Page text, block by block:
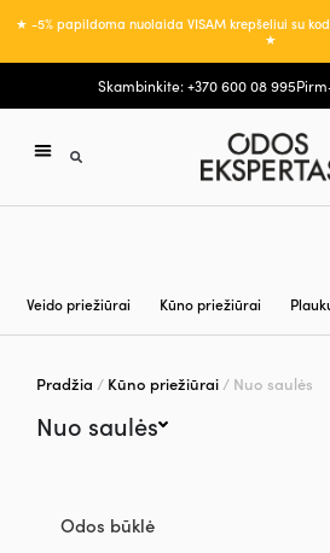
★ -5% papildoma nuolaida VISAM krepšeliui su
★
Skambinkite: +370 600 08 995
Veido priežiūrai Kūno priežiūrai
Pradžia / Kūno priežiūrai / Nuo saulės
Nuo saulės
Odos būklė